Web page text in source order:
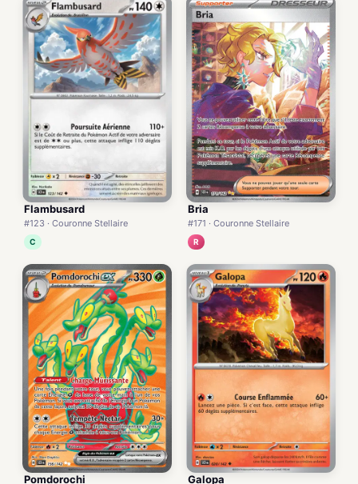
Flambusard
#123 · Couronne Stellaire
C
Bria
#171 · Couronne Stellaire
R
Pomdorochi Galopa